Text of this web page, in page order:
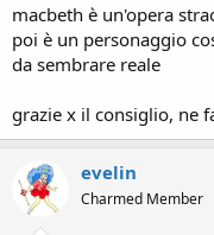
macbeth è un'opera
poi è un personaggio
da sembrare reale
grazie x il consiglio, ne
evelin
Charmed Member